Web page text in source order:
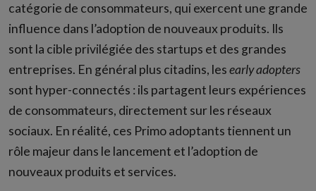
catégorie de consommateurs, qui exercent une grande
influence dans l’adoption de nouveaux produits. Ils
sont la cible privilégiée des startups et des grandes
entreprises. En général plus citadins, lesearly adopters
sont hyper-connectés : ils partagent leurs expériences
de consommateurs, directement sur les réseaux
sociaux. En réalité, ces Primo adoptants tiennent un
rôle majeur dans le lancement et l’adoption de
nouveaux produits et services.